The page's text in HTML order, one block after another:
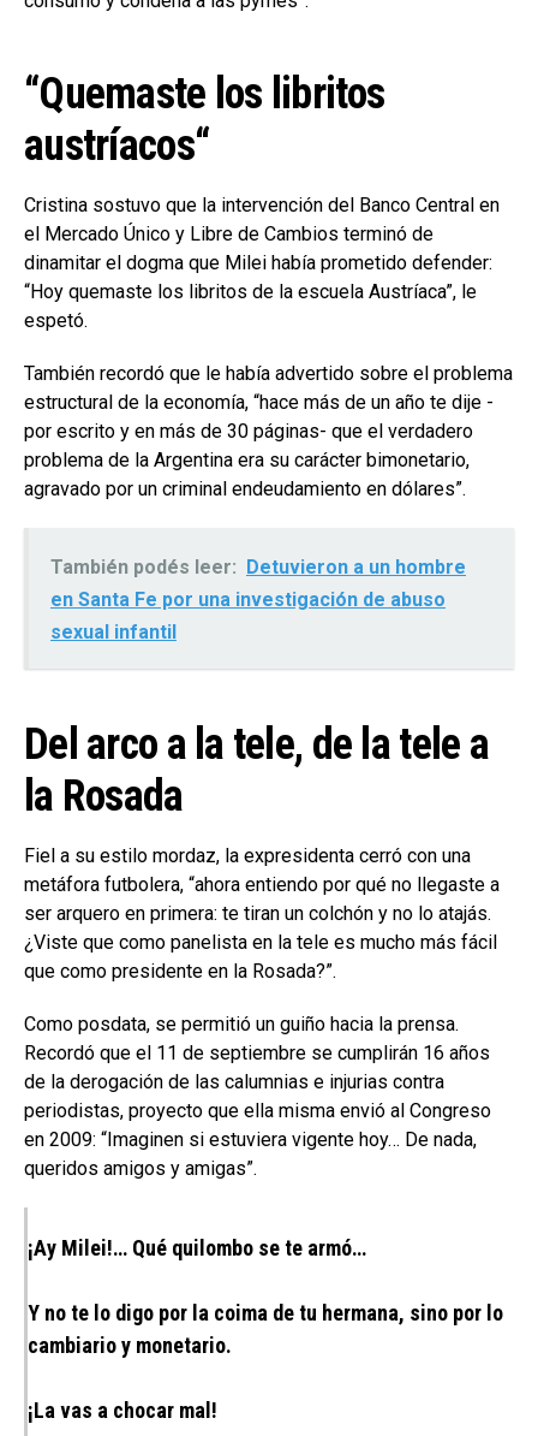
“Quemaste los libritos
austríacos“
Cristina sostuvo que la intervención del Banco Central en
el Mercado Único y Libre de Cambios terminó de
dinamitar el dogma que Milei había prometido defender:
“Hoy quemaste los libritos de la escuela Austríaca”, le
espetó.
También recordó que le había advertido sobre el problema
estructural de la economía, “hace más de un año te dije -
por escrito y en más de 30 páginas- que el verdadero
problema de la Argentina era su carácter bimonetario,
agravado por un criminal endeudamiento en dólares”.
También podés leer: Detuvieron a un hombre
en Santa Fe por una investigación de abuso
sexual infantil
Del arco a la tele, de la tele a
la Rosada
Fiel a su estilo mordaz, la expresidenta cerró con una
metáfora futbolera, “ahora entiendo por qué no llegaste a
ser arquero en primera: te tiran un colchón y no lo atajás.
¿Viste que como panelista en la tele es mucho más fácil
que como presidente en la Rosada?”.
Como posdata, se permitió un guiño hacia la prensa.
Recordó que el 11 de septiembre se cumplirán 16 años
de la derogación de las calumnias e injurias contra
periodistas, proyecto que ella misma envió al Congreso
en 2009: “Imaginen si estuviera vigente hoy… De nada,
queridos amigos y amigas”.
¡Ay Milei!… Qué quilombo se te armó…
Y no te lo digo por la coima de tu hermana, sino por lo
cambiario y monetario.
¡La vas a chocar mal!